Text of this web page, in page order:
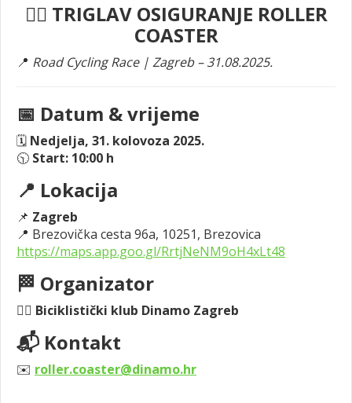
🚴‍♂️ TRIGLAV OSIGURANJE ROLLER
COASTER
📍 Road Cycling Race | Zagreb – 31.08.2025.
📅 Datum & vrijeme
🗓 Nedjelja, 31. kolovoza 2025.
🕥 Start: 10:00 h
📍 Lokacija
📌 Zagreb
📍 Brezovička cesta 96a, 10251, Brezovica
https://maps.app.goo.gl/RrtjNeNM9oH4xLt48
🏁 Organizator
🚴‍♂️ Biciklistički klub Dinamo Zagreb
📬 Kontakt
✉️ roller.coaster@dinamo.hr